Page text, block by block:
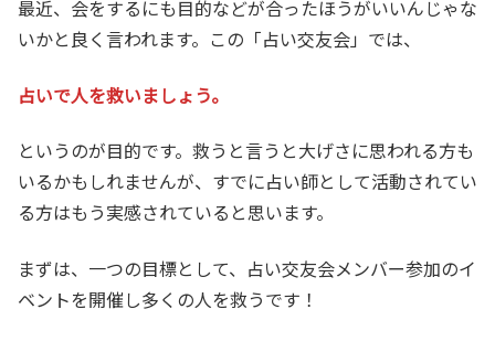
最近、会をするにも目的などが合ったほうがいいんじゃな
いかと良く言われます。この「占い交友会」では、
占いで人を救いましょう。
というのが目的です。救うと言うと大げさに思われる方も
いるかもしれませんが、すでに占い師として活動されてい
る方はもう実感されていると思います。
まずは、一つの目標として、占い交友会メンバー参加のイ
ベントを開催し多くの人を救うです！